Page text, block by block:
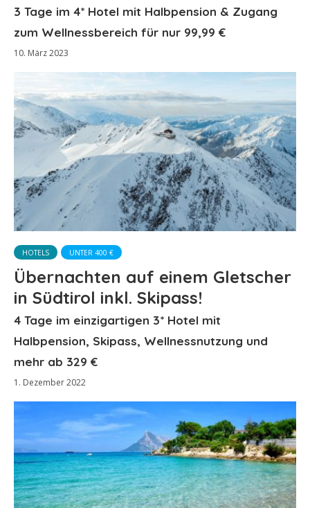
3 Tage im 4* Hotel mit Halbpension & Zugang
zum Wellnessbereich für nur 99,99 €
10. März 2023
HOTELS UNTER 400 €
Übernachten auf einem Gletscher
in Südtirol inkl. Skipass!
4 Tage im einzigartigen 3* Hotel mit
Halbpension, Skipass, Wellnessnutzung und
mehr ab 329 €
1. Dezember 2022